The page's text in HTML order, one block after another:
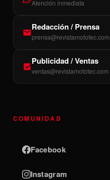
Atención inmediata
Redacción / Prensa
prensa@revistamototec.com
Publicidad / Ventas
ventas@revistamototec.com
COMUNIDAD
Facebook
Instagram